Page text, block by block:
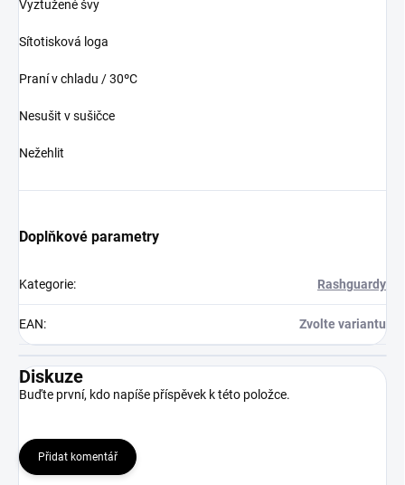
Vyztužené švy
Sítotisková loga
Praní v chladu / 30ºC
Nesušit v sušičce
Nežehlit
Doplňkové parametry
Kategorie: Rashguardy
EAN: Zvolte variantu
Diskuze
Buďte první, kdo napíše příspěvek k této položce.
Přidat komentář